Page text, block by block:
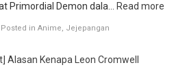
Primordial Demon dala... Read more
Posted in Anime Jejepangan
Alasan Kenapa Leon Cromwell